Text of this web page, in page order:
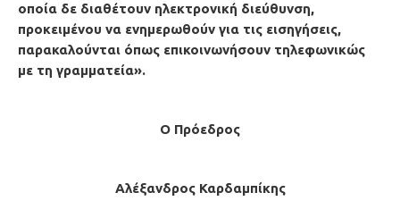
οποία δε διαθέτουν ηλεκτρονική διεύθυνση,
προκειμένου να ενημερωθούν για τις εισηγήσεις,
παρακαλούνται όπως επικοινωνήσουν τηλεφωνικώς
με τη γραμματεία».
O Πρόεδρος
Αλέξανδρος Καρδαμπίκης